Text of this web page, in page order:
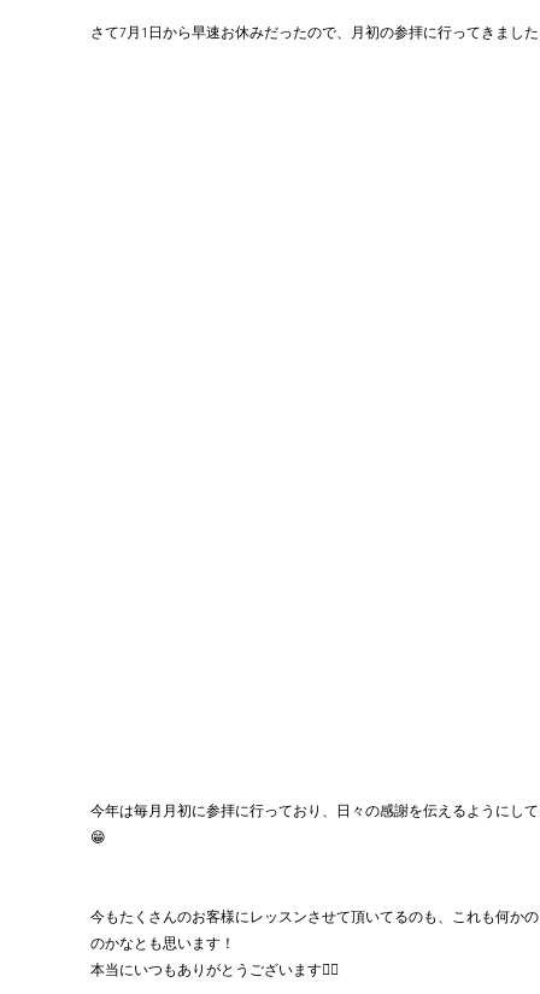
さて7月1日から早速お休みだったので、月初の参拝に行ってきまし
今年は毎月月初に参拝に行っており、日々の感謝を伝えるようにし
😁
今もたくさんのお客様にレッスンさせて頂いてるのも、これも何か
のかなとも思います！
本当にいつもありがとうございます🙇‍♂️